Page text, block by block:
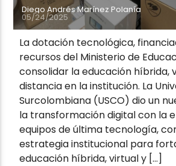
Diego Andrés Marínez Polanía
05/24/2025
La dotación tecnológica,
recursos del Ministerio de
consolidar la educación híbrida,
distancia en la institución. La
Surcolombiana (USCO) dio un
la transformación digital con la
equipos de última tecnología,
estrategia institucional para
educación híbrida, virtual y […]